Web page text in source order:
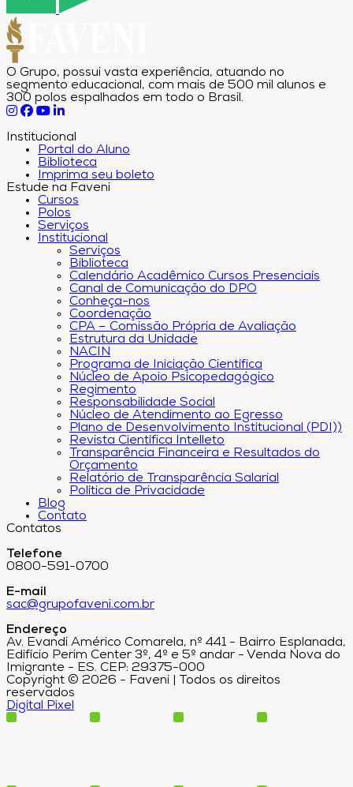
O Grupo, possui vasta experiência, atuando no
segmento educacional, com mais de 500 mil alunos e
300 polos espalhados em todo o Brasil.
Institucional
Portal do Aluno
Biblioteca
Imprima seu boleto
Estude na Faveni
Cursos
Polos
Serviços
Institucional
Serviços
Biblioteca
Calendário Acadêmico Cursos Presenciais
Canal de Comunicação do DPO
Conheça-nos
Coordenação
CPA – Comissão Própria de Avaliação
Estrutura da Unidade
NACIN
Programa de Iniciação Científica
Núcleo de Apoio Psicopedagógico
Regimento
Responsabilidade Social
Núcleo de Atendimento ao Egresso
Plano de Desenvolvimento Institucional (PDI))
Revista Científica Intelleto
Transparência Financeira e Resultados do
Orçamento
Relatório de Transparência Salarial
Política de Privacidade
Blog
Contato
Contatos
Telefone
0800-591-0700
E-mail
sac@grupofaveni.com.br
Endereço
Av. Evandi Américo Comarela, nº 441 - Bairro Esplanada,
Edifício Perim Center 3º, 4º e 5º andar - Venda Nova do
Imigrante - ES. CEP: 29375-000
Copyright © 2026 - Faveni | Todos os direitos
reservados
Digital Pixel